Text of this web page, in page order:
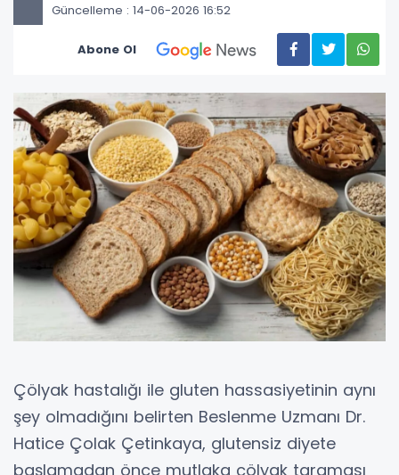
Güncelleme : 14-06-2026 16:52
Abone Ol
Çölyak hastalığı ile gluten hassasiyetinin aynı
şey olmadığını belirten Beslenme Uzmanı Dr.
Hatice Çolak Çetinkaya, glutensiz diyete
başlamadan önce mutlaka çölyak taraması